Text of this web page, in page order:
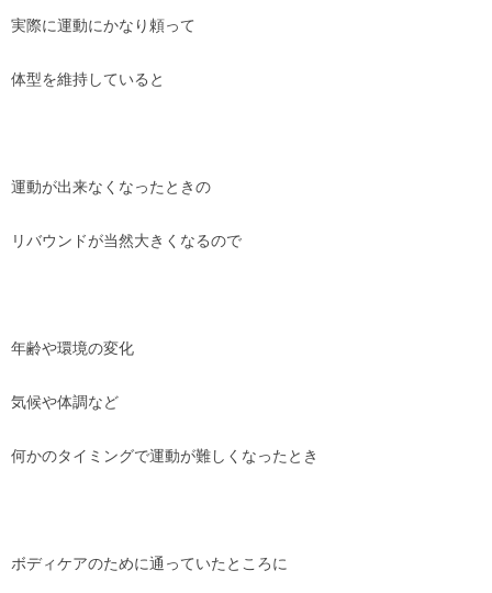
実際に運動にかなり頼って
体型を維持していると
運動が出来なくなったときの
リバウンドが当然大きくなるので
年齢や環境の変化
気候や体調など
何かのタイミングで運動が難しくなったとき
ボディケアのために通っていたところに